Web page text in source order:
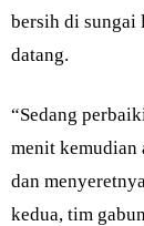
bersih di sungai
datang.
“Sedang
menit kemudian
dan
kedua, tim